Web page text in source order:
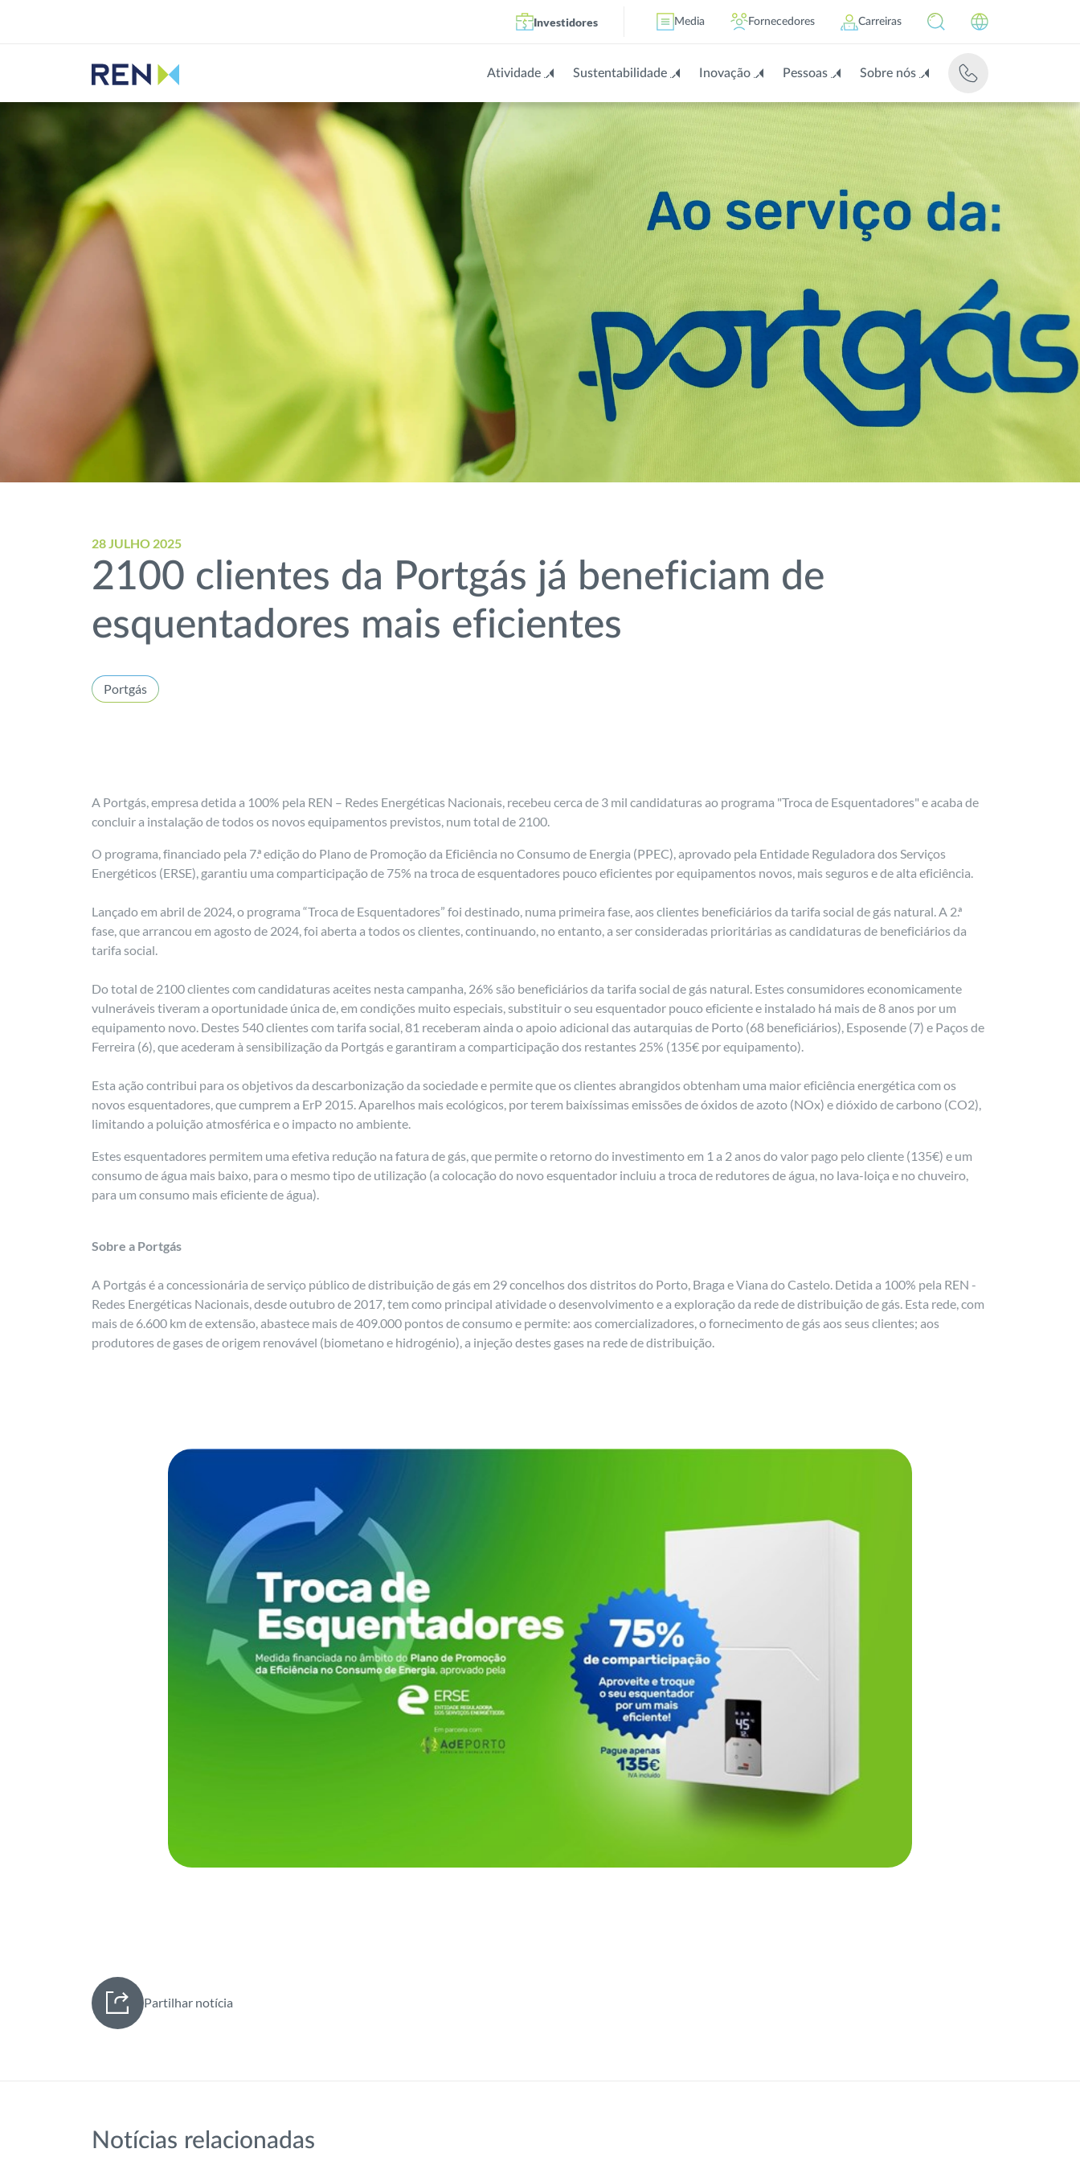
Investidores Media Fornecedores Carreiras
Atividade Sustentabilidade Inovação Pessoas Sobre nós
28 JULHO 2025
2100 clientes da Portgás já beneficiam de
esquentadores mais eficientes
Portgás
A Portgás, empresa detida a 100% pela REN – Redes Energéticas Nacionais, recebeu cerca de 3 mil candidaturas ao programa "Troca de Esquentadores" e acaba de
concluir a instalação de todos os novos equipamentos previstos, num total de 2100.
O programa, financiado pela 7.ª edição do Plano de Promoção da Eficiência no Consumo de Energia (PPEC), aprovado pela Entidade Reguladora dos Serviços
Energéticos (ERSE), garantiu uma comparticipação de 75% na troca de esquentadores pouco eficientes por equipamentos novos, mais seguros e de alta eficiência.
Lançado em abril de 2024, o programa “Troca de Esquentadores” foi destinado, numa primeira fase, aos clientes beneficiários da tarifa social de gás natural. A 2.ª
fase, que arrancou em agosto de 2024, foi aberta a todos os clientes, continuando, no entanto, a ser consideradas prioritárias as candidaturas de beneficiários da
tarifa social.
Do total de 2100 clientes com candidaturas aceites nesta campanha, 26% são beneficiários da tarifa social de gás natural. Estes consumidores economicamente
vulneráveis tiveram a oportunidade única de, em condições muito especiais, substituir o seu esquentador pouco eficiente e instalado há mais de 8 anos por um
equipamento novo. Destes 540 clientes com tarifa social, 81 receberam ainda o apoio adicional das autarquias de Porto (68 beneficiários), Esposende (7) e Paços de
Ferreira (6), que acederam à sensibilização da Portgás e garantiram a comparticipação dos restantes 25% (135€ por equipamento).
Esta ação contribui para os objetivos da descarbonização da sociedade e permite que os clientes abrangidos obtenham uma maior eficiência energética com os
novos esquentadores, que cumprem a ErP 2015. Aparelhos mais ecológicos, por terem baixíssimas emissões de óxidos de azoto (NOx) e dióxido de carbono (CO2),
limitando a poluição atmosférica e o impacto no ambiente.
Estes esquentadores permitem uma efetiva redução na fatura de gás, que permite o retorno do investimento em 1 a 2 anos do valor pago pelo cliente (135€) e um
consumo de água mais baixo, para o mesmo tipo de utilização (a colocação do novo esquentador incluiu a troca de redutores de água, no lava-loiça e no chuveiro,
para um consumo mais eficiente de água).
Sobre a Portgás
A Portgás é a concessionária de serviço público de distribuição de gás em 29 concelhos dos distritos do Porto, Braga e Viana do Castelo. Detida a 100% pela REN -
Redes Energéticas Nacionais, desde outubro de 2017, tem como principal atividade o desenvolvimento e a exploração da rede de distribuição de gás. Esta rede, com
mais de 6.600 km de extensão, abastece mais de 409.000 pontos de consumo e permite: aos comercializadores, o fornecimento de gás aos seus clientes; aos
produtores de gases de origem renovável (biometano e hidrogénio), a injeção destes gases na rede de distribuição.
Partilhar notícia
Notícias relacionadas